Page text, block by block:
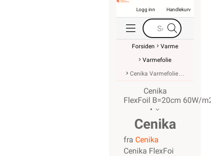
Logg inn Handlekurv
Forsiden
Varme
Varmefolie
Cenika Varmefolie
Cenika
FlexFoil B=20cm 60W/m2
•
Cenika
FlexFoil
fra Cenika
Cenika FlexFoi